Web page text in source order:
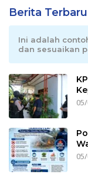
Berita Terbaru
Ini adalah
dan sesuaikan